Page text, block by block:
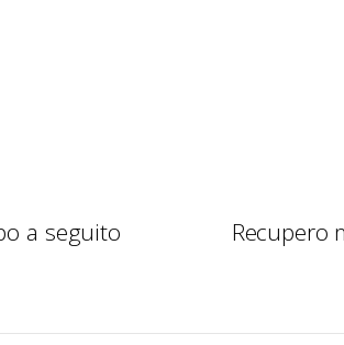
a seguito
Recupero